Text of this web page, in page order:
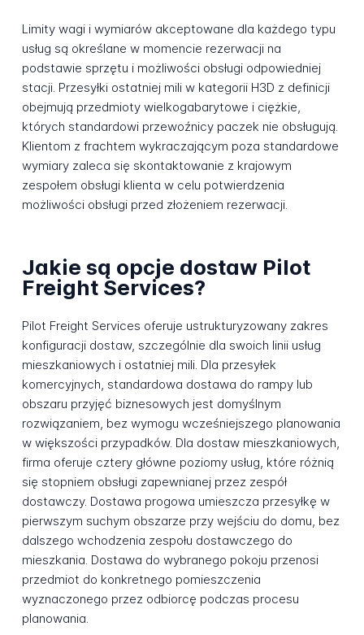
Limity wagi i wymiarów akceptowane dla każdego typu
usług są określane w momencie rezerwacji na
podstawie sprzętu i możliwości obsługi odpowiedniej
stacji. Przesyłki ostatniej mili w kategorii H3D z definicji
obejmują przedmioty wielkogabarytowe i ciężkie,
których standardowi przewoźnicy paczek nie obsługują.
Klientom z frachtem wykraczającym poza standardowe
wymiary zaleca się skontaktowanie z krajowym
zespołem obsługi klienta w celu potwierdzenia
możliwości obsługi przed złożeniem rezerwacji.
Jakie są opcje dostaw Pilot
Freight Services?
Pilot Freight Services oferuje ustrukturyzowany zakres
konfiguracji dostaw, szczególnie dla swoich linii usług
mieszkaniowych i ostatniej mili. Dla przesyłek
komercyjnych, standardowa dostawa do rampy lub
obszaru przyjęć biznesowych jest domyślnym
rozwiązaniem, bez wymogu wcześniejszego planowania
w większości przypadków. Dla dostaw mieszkaniowych,
firma oferuje cztery główne poziomy usług, które różnią
się stopniem obsługi zapewnianej przez zespół
dostawczy. Dostawa progowa umieszcza przesyłkę w
pierwszym suchym obszarze przy wejściu do domu, bez
dalszego wchodzenia zespołu dostawczego do
mieszkania. Dostawa do wybranego pokoju przenosi
przedmiot do konkretnego pomieszczenia
wyznaczonego przez odbiorcę podczas procesu
planowania.